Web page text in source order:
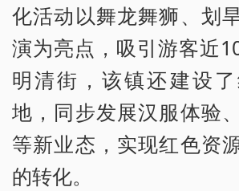
化活动以舞龙舞狮、划
演为亮点，吸引游客近
明清街，该镇还建设
地，同步发展汉服体验
等新业态，实现红色资
的转化。